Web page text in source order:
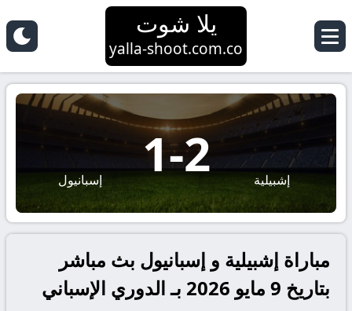
يلا شوت
yalla-shoot.com.co
إشبيلية 2
-
1 إسبانيول
مباراة إشبيلية و إسبانيول بث مباشر
بتاريخ 9 مايو 2026 بـ الدوري الإسباني